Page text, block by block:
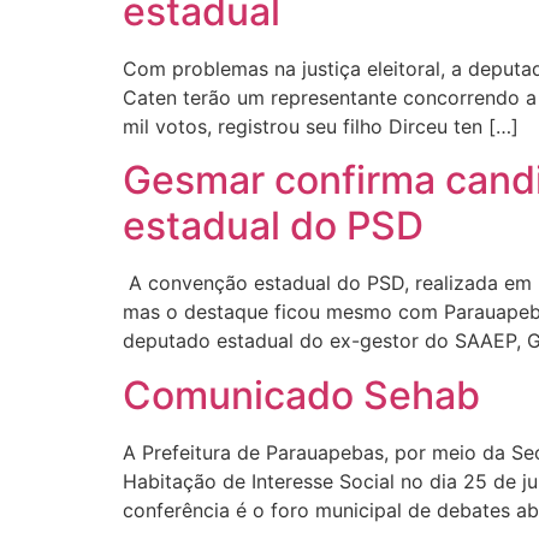
estadual
Com problemas na justiça eleitoral, a
Caten terão um representante concorrendo
mil votos, registrou seu filho Dirceu ten […]
Gesmar confirma
estadual do PSD
A convenção estadual do PSD, realizada
mas o destaque ficou mesmo com
deputado estadual do ex-gestor do SAAEP,
Comunicado Sehab
A Prefeitura de Parauapebas, por meio da
Habitação de Interesse Social no dia 25 de
conferência é o foro municipal de debates